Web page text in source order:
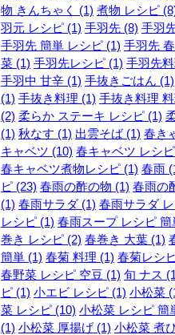
物 きんちゃく (1) 煮物 レシピ
羽元 レシピ (1) 手羽先 (8) 手羽
手羽先 簡単 レシピ (1) 手羽先
菜 (1) 手羽先レシピ (1) 手羽先
手羽中 甘辛 (1) 手抜きごはん (1)
(1) 手抜き料理 (1) 手抜き料理
(2) 柔らか ステーキ レシピ (1)
(1) 秋なす (1) 出雲そば (1) 春き
キャベツ (10) 春キャベツ レシ
春キャベツ煮物レシピ (1) 春雨
ピ (23) 春雨の酢の物 (1) 春雨の
(1) 春雨サラダ (1) 春雨サラダ
レシピ (1) 春雨スープ レシピ 簡
巻き レシピ (2) 春巻き 大葉 (1)
簡単 (1) 春菊 料理 (1) 春菊レシ
春野菜 レシピ 空豆 (1) 旬 ナス
ピ (1) 小エビ レシピ (1) 小松菜
菜 レシピ (10) 小松菜 レシピ 簡
(1) 小松菜 厚揚げ (1) 小松菜 煮